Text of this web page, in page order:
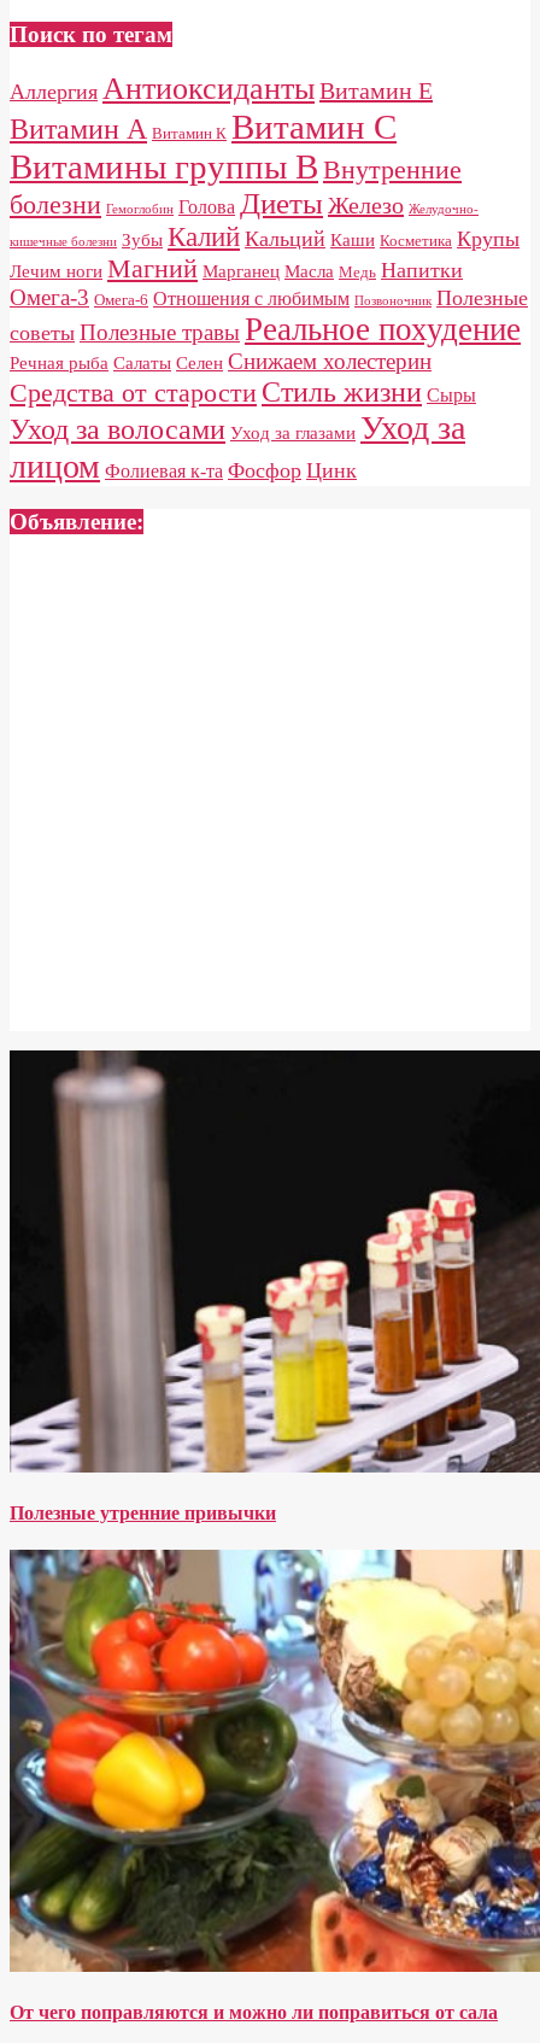
Поиск по тегам
Аллергия АнтиоксидантыВитамин E
Витамин А Витамин К Витамин С
Витамины группы B Внутренние
болезни Гемоглобин Голова ДиетыЖелезо Желудочно-
кишечные болезни Зубы Калий Кальций Каши Косметика Крупы
Лечим ноги Магний Марганец Масла Медь Напитки
Омега-3 Омега-6 Отношения с любимым Позвоночник Полезные
советы Полезные травыРеальное похудение
Речная рыба Салаты Селен Снижаем холестерин
Средства от старости Стиль жизни Сыры
Уход за волосами Уход за глазами Уход за
лицом Фолиевая к-та Фосфор Цинк
Объявление:
Полезные утренние привычки
От чего поправляются и можно ли поправиться от сала